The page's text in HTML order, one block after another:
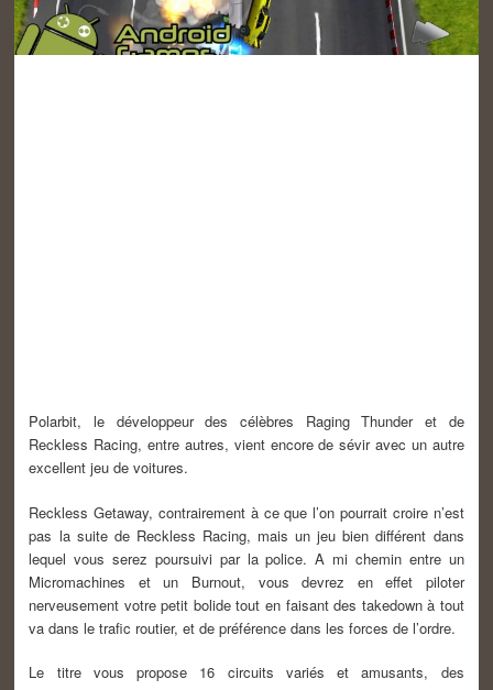
Polarbit, le développeur des célèbres Raging Thunder et de
Reckless Racing, entre autres, vient encore de sévir avec un autre
excellent jeu de voitures.
Reckless Getaway, contrairement à ce que l’on pourrait croire n’est
pas la suite de Reckless Racing, mais un jeu bien différent dans
lequel vous serez poursuivi par la police. A mi chemin entre un
Micromachines et un Burnout, vous devrez en effet piloter
nerveusement votre petit bolide tout en faisant des takedown à tout
va dans le trafic routier, et de préférence dans les forces de l’ordre.
Le titre vous propose 16 circuits variés et amusants, des